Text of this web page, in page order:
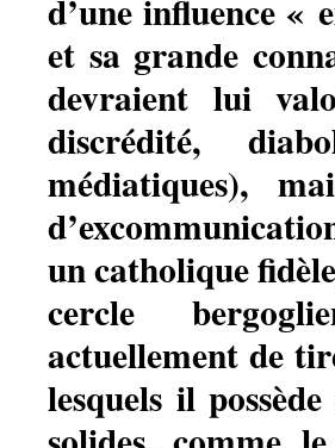
d’une influence «
et sa grande
devraient lui
discrédité,
médiatiques),
un catholique
cercle
actuellement de
lesquels il